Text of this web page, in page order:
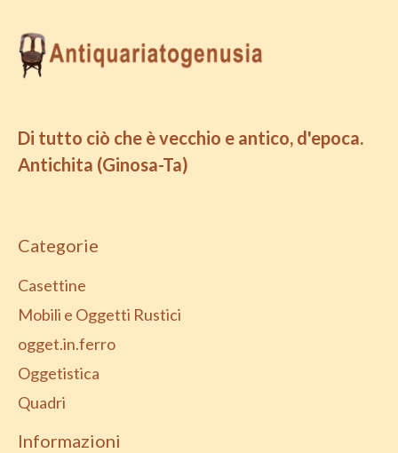
Di tutto ciò che è vecchio e antico, d'epoca.
Antichita (Ginosa-Ta)
Categorie
Casettine
Mobili e Oggetti Rustici
ogget.in.ferro
Oggetistica
Quadri
Informazioni